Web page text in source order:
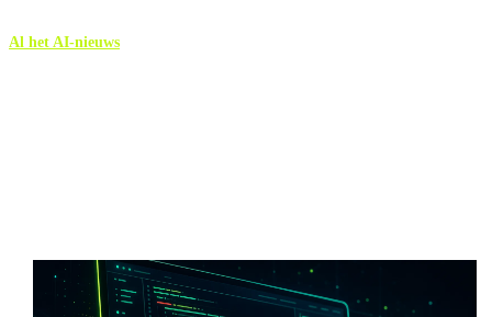
Al het AI-nieuws